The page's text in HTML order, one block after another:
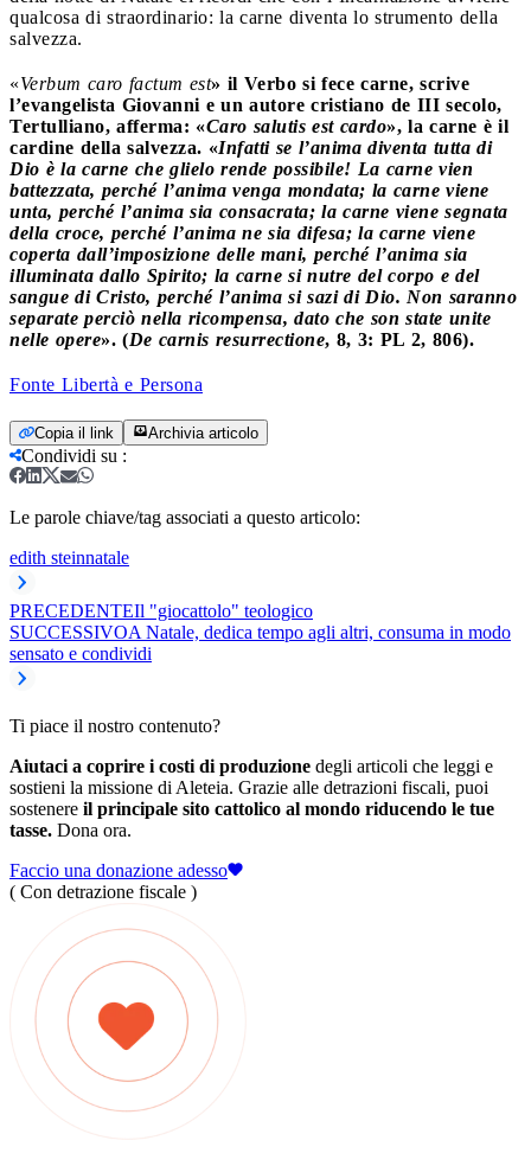
qualcosa di straordinario: la carne diventa lo strumento della
salvezza.
«Verbum caro factum est» il Verbo si fece carne, scrive
l’evangelista Giovanni e un autore cristiano de III secolo,
Tertulliano, afferma: «Caro salutis est cardo», la carne è il
cardine della salvezza. «Infatti se l’anima diventa tutta di
Dio è la carne che glielo rende possibile! La carne vien
battezzata, perché l’anima venga mondata; la carne viene
unta, perché l’anima sia consacrata; la carne viene segnata
della croce, perché l’anima ne sia difesa; la carne viene
coperta dall’imposizione delle mani, perché l’anima sia
illuminata dallo Spirito; la carne si nutre del corpo e del
sangue di Cristo, perché l’anima si sazi di Dio. Non saranno
separate perciò nella ricompensa, dato che son state unite
nelle opere». (De carnis resurrectione, 8, 3: PL 2, 806).
Fonte Libertà e Persona
Copia il link Archivia articolo
Condividi su :
Le parole chiave/tag associati a questo articolo:
edith steinnatale
PRECEDENTEIl "giocattolo" teologico
SUCCESSIVOA Natale, dedica tempo agli altri, consuma in modo
sensato e condividi
Ti piace il nostro contenuto?
Aiutaci a coprire i costi di produzione degli articoli che leggi e
sostieni la missione di Aleteia. Grazie alle detrazioni fiscali, puoi
sostenere il principale sito cattolico al mondo riducendo le tue
tasse. Dona ora.
Faccio una donazione adesso
( Con detrazione fiscale )